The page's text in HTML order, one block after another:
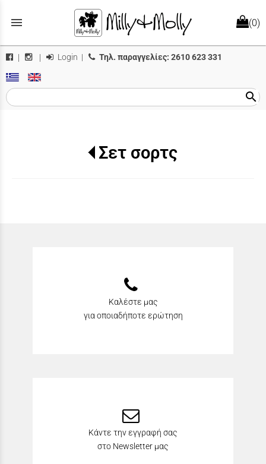
menu (0)
| | Login | Τηλ. παραγγελίες: 2610 623 331
search
Σετ σορτς
Καλέστε μας
για οποιαδήποτε ερώτηση
Κάντε την εγγραφή σας
στο Newsletter μας